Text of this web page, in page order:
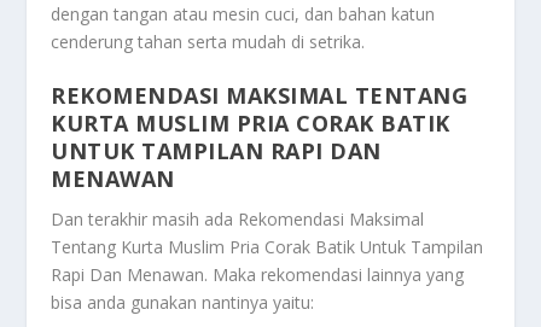
dengan tangan atau mesin cuci, dan bahan katun
cenderung tahan serta mudah di setrika.
REKOMENDASI MAKSIMAL TENTANG
KURTA MUSLIM PRIA CORAK BATIK
UNTUK TAMPILAN RAPI DAN
MENAWAN
Dan terakhir masih ada Rekomendasi Maksimal
Tentang Kurta Muslim Pria Corak Batik Untuk Tampilan
Rapi Dan Menawan. Maka rekomendasi lainnya yang
bisa anda gunakan nantinya yaitu: